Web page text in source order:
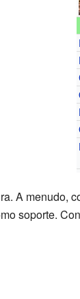
A menudo,
soporte.